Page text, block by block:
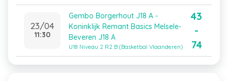
23/04
11:30
Gembo Borgerhout J18 A -
Koninklijk Remant Basics Melsele-
Beveren J18 A
U18 Niveau 2 R2 B (Basketbal Vlaanderen)
43
-
74